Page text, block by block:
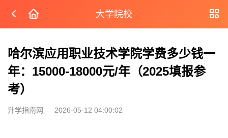
大学院校
哈尔滨应用职业技术学院学费多少钱一
年：15000-18000元/年（2025填报参
考）
升学指南网 2026-05-12 04:00:02